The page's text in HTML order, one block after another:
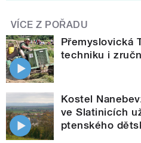
VÍCE Z POŘADU
Přemyslovická
techniku i
Kostel
ve Slatinicích
ptenského